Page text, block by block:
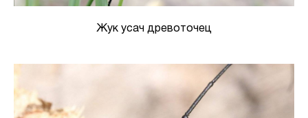
Жук усач древоточец